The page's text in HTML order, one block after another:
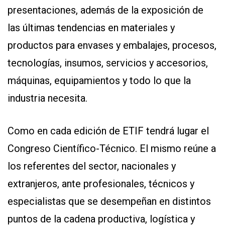
presentaciones, además de la exposición de
las últimas tendencias en materiales y
productos para envases y embalajes, procesos,
tecnologías, insumos, servicios y accesorios,
máquinas, equipamientos y todo lo que la
industria necesita.
Como en cada edición de ETIF tendrá lugar el
Congreso Científico-Técnico. El mismo reúne a
los referentes del sector, nacionales y
extranjeros, ante profesionales, técnicos y
especialistas que se desempeñan en distintos
puntos de la cadena productiva, logística y